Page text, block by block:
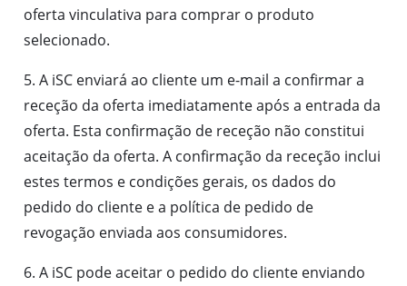
oferta vinculativa para comprar o produto
selecionado.
5. A iSC enviará ao cliente um e-mail a confirmar a
receção da oferta imediatamente após a entrada da
oferta. Esta confirmação de receção não constitui
aceitação da oferta. A confirmação da receção inclui
estes termos e condições gerais, os dados do
pedido do cliente e a política de pedido de
revogação enviada aos consumidores.
6. A iSC pode aceitar o pedido do cliente enviando